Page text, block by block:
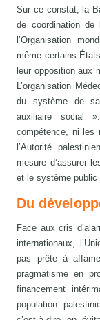
Sur ce constat, la
de coordination de
l’Organisation
même certains
leur opposition aux
L’organisation
du système de
auxiliaire social
compétence, ni les
l’Autorité
mesure d’assurer
et le système public
Du
Face aux cris
internationaux,
pas prête à
pragmatisme en
financement
population